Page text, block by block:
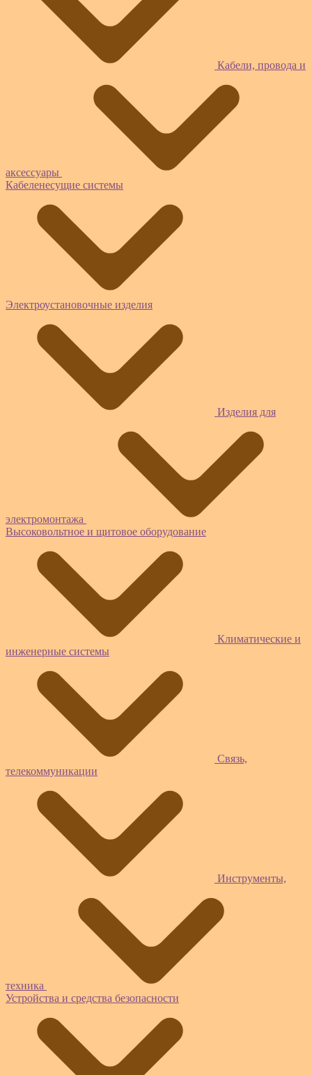
Кабели, провода и
аксессуары
Кабеленесущие системы
Электроустановочные изделия
Изделия для
электромонтажа
Высоковольтное и щитовое оборудование
Климатические и
инженерные системы
Связь,
телекоммуникации
Инструменты,
техника
Устройства и средства безопасности